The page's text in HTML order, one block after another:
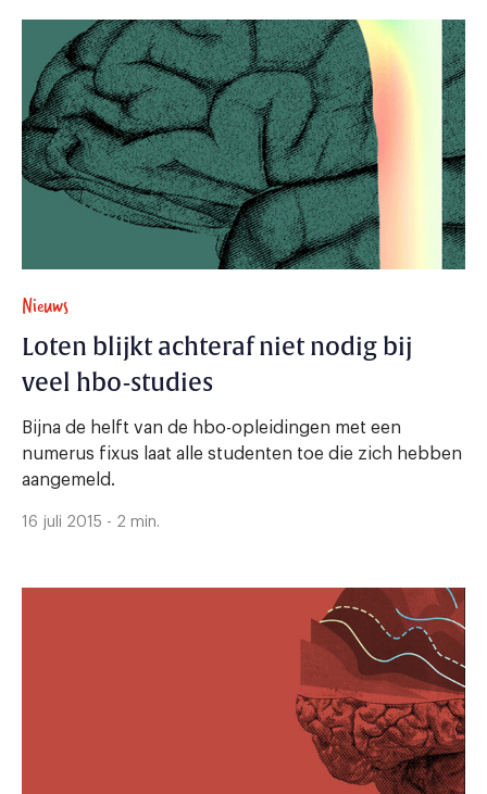
Nieuws
Loten blijkt achteraf niet nodig bij
veel hbo-studies
Bijna de helft van de hbo-opleidingen met een
numerus fixus laat alle studenten toe die zich hebben
aangemeld.
16 juli 2015 - 2 min.